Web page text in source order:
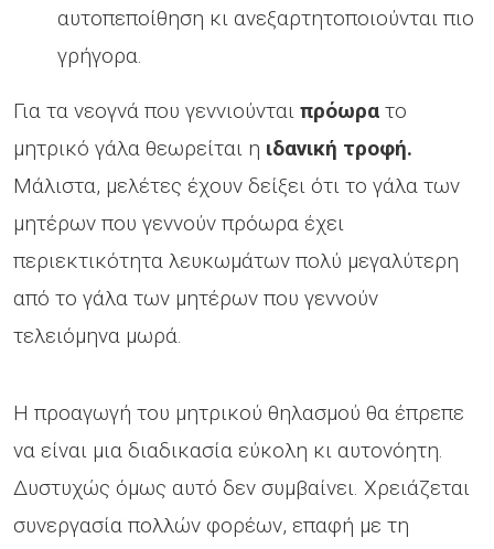
αυτοπεποίθηση κι ανεξαρτητοποιούνται πιο
γρήγορα.
Για τα νεογνά που γεννιούνται πρόωρα το
μητρικό γάλα θεωρείται η ιδανική τροφή.
Μάλιστα, μελέτες έχουν δείξει ότι το γάλα των
μητέρων που γεννούν πρόωρα έχει
περιεκτικότητα λευκωμάτων πολύ μεγαλύτερη
από το γάλα των μητέρων που γεννούν
τελειόμηνα μωρά.
Η προαγωγή του μητρικού θηλασμού θα έπρεπε
να είναι μια διαδικασία εύκολη κι αυτονόητη.
Δυστυχώς όμως αυτό δεν συμβαίνει. Χρειάζεται
συνεργασία πολλών φορέων, επαφή με τη